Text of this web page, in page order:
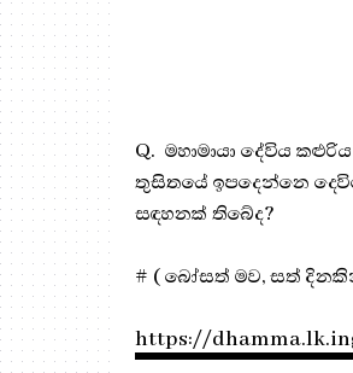
Q. මහාමායා දේවිය
තුසිතයේ ඉපදෙන්නෙ
සඳහනක් තිබේද?
# ( බෝසත් මව, සත්
https://